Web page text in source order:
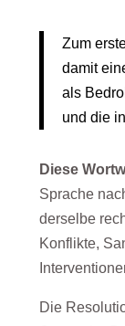
Zum
damit
als
und die
Diese
Sprache
derselbe
Konflikte,
Die